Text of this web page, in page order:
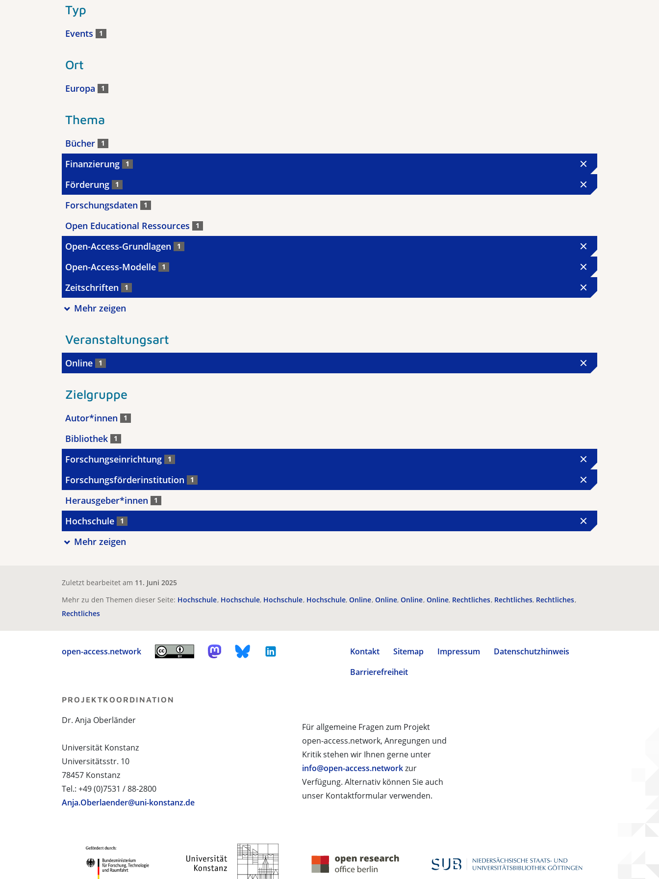
Typ
Events 1
Ort
Europa 1
Thema
Bücher 1
Finanzierung 1
Förderung 1
Forschungsdaten 1
Open Educational Ressources 1
Open-Access-Grundlagen 1
Open-Access-Modelle 1
Zeitschriften 1
Mehr zeigen
Veranstaltungsart
Online 1
Zielgruppe
Autor*innen 1
Bibliothek 1
Forschungseinrichtung 1
Forschungsförderinstitution 1
Herausgeber*innen 1
Hochschule 1
Mehr zeigen
Zuletzt bearbeitet am 11. Juni 2025
Mehr zu den Themen dieser Seite: Hochschule Hochschule Hochschule Hochschule Online Online Online Online Rechtliches Rechtliches Rechtliches
Rechtliches
open-access.network Kontakt Sitemap Impressum
Datenschutzhinweis
Barrierefreiheit
Für allgemeine Fragen zum Projekt
open-access.network, Anregungen und
Kritik stehen wir Ihnen gerne unter
info@open-access.networkzur
Verfügung. Alternativ können Sie auch
unser Kontaktformular verwenden.
PROJEKTKOORDINATION
Dr. Anja Oberländer
Universität Konstanz
Universitätsstr. 10
78457 Konstanz
Tel.: +49 (0)7531 / 88-2800
Anja.Oberlaender@uni-konstanz.de